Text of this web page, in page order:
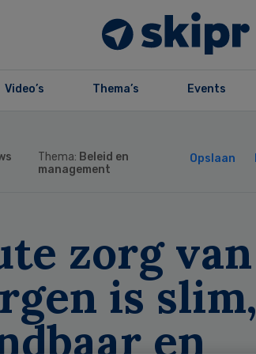
Video’s Thema’s Events
Thema: Beleid en
management
Opslaan
zorg van
is slim,
en